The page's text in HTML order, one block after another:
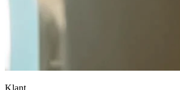
Klant